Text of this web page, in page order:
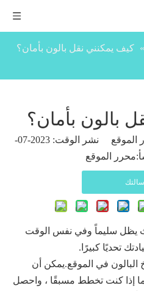
» كيف يمكنني نقل بالون بأمان؟
بالون بأمان؟
الكاتب:محرر الموقع نشر الوقت: 2023-07-
محرر الموقع
يظل سليماً وفي نفس الوقت
تحديًا كبيرًا.
البالون في الموقع.يمكن أن
إذا كنت تخطط مسبقًا ، واحصل